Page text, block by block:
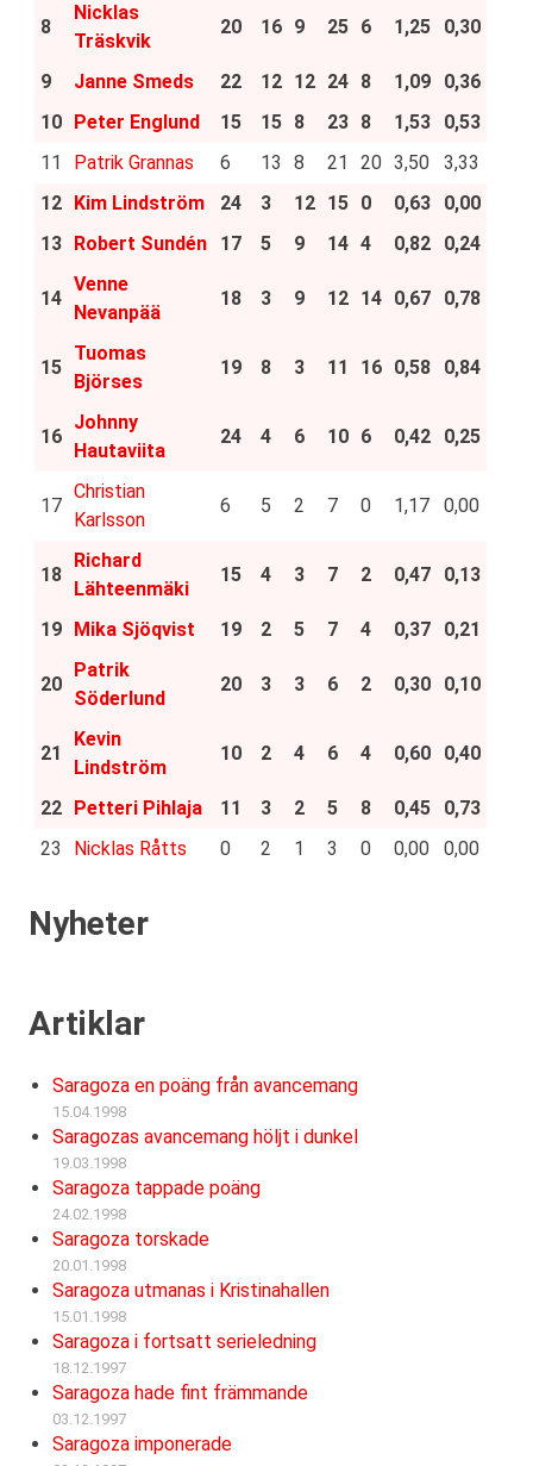
8
Nicklas
Träskvik
20 16 9 25 6 1,25 0,30
9 Janne Smeds 22 12 12 24 8 1,09
0,36
10
Peter Englund 15 15 8 23 8 1,53
0,53
11
Patrik Grannas 6 13 8 21 20 3,50
3,33
12
Kim Lindström 24 3 12 15 0 0,63
0,00
13
Robert Sundén 17 5 9 14 4 0,82 0,24
14
Venne
Nevanpää
18 3 9 12 14 0,67 0,78
15
Tuomas
Björses
19 8 3 11 16 0,58 0,84
16
Johnny
Hautaviita
24 4 6 10 6 0,42 0,25
17
Christian
Karlsson
6 5 2 7 0 1,17 0,00
18
Richard
Lähteenmäki
15 4 3 7 2 0,47 0,13
19 Mika Sjöqvist 19 2 5 7 4 0,37 0,21
20
Patrik
Söderlund
20 3 3 6 2 0,30 0,10
21
Kevin
Lindström
10 2 4 6 4 0,60 0,40
22 Petteri Pihlaja 11 3 2 5 8 0,45
0,73
23
Nicklas Råtts 0 2 1 3 0 0,00 0,00
Nyheter
Artiklar
Saragoza en poäng från avancemang
15.04.1998
Saragozas avancemang höljt i dunkel
19.03.1998
Saragoza tappade poäng
24.02.1998
Saragoza torskade
20.01.1998
Saragoza utmanas i Kristinahallen
15.01.1998
Saragoza i fortsatt serieledning
18.12.1997
Saragoza hade fint främmande
03.12.1997
Saragoza imponerade